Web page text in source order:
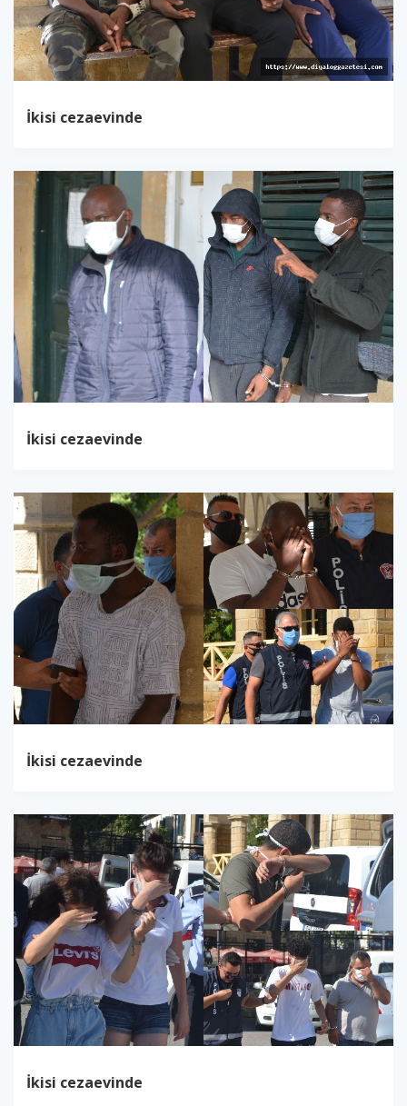
İkisi cezaevinde
İkisi cezaevinde
İkisi cezaevinde
İkisi cezaevinde